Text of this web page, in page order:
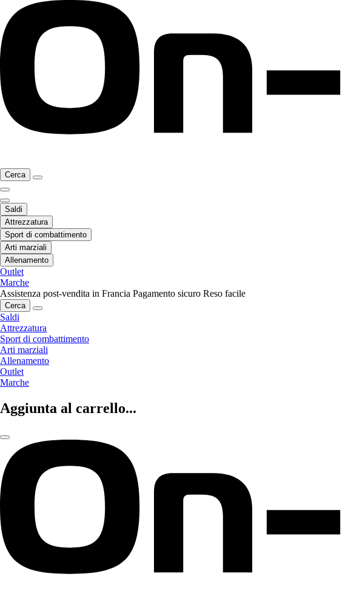
Cerca
Saldi
Attrezzatura
Sport di combattimento
Arti marziali
Allenamento
Outlet
Marche
Assistenza post-vendita in Francia Pagamento sicuro Reso facile
Cerca
Saldi
Attrezzatura
Sport di combattimento
Arti marziali
Allenamento
Outlet
Marche
Aggiunta al carrello...